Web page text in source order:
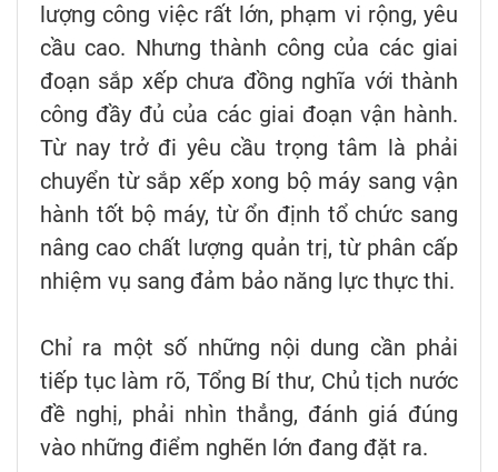
lượng công việc rất lớn, phạm vi rộng, yêu
cầu cao. Nhưng thành công của các giai
đoạn sắp xếp chưa đồng nghĩa với thành
công đầy đủ của các giai đoạn vận hành.
Từ nay trở đi yêu cầu trọng tâm là phải
chuyển từ sắp xếp xong bộ máy sang vận
hành tốt bộ máy, từ ổn định tổ chức sang
nâng cao chất lượng quản trị, từ phân cấp
nhiệm vụ sang đảm bảo năng lực thực thi.
Chỉ ra một số những nội dung cần phải
tiếp tục làm rõ, Tổng Bí thư, Chủ tịch nước
đề nghị, phải nhìn thẳng, đánh giá đúng
vào những điểm nghẽn lớn đang đặt ra.